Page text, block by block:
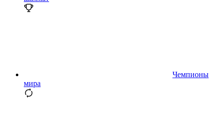
Чемпионы
мира